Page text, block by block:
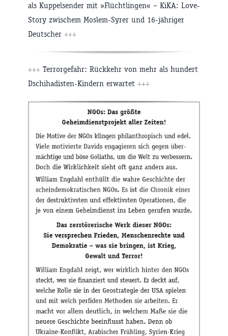
als Kuppelsender mit »Flüchtlingen« – KiKA: Love-
Story zwischem Moslem-Syrer und 16-jähriger
Deutscher +++
+++ Terrorgefahr: Rückkehr von mehr als hundert
Dschihadisten-Kindern erwartet +++